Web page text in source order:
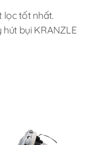
lọc tốt nhất.
bụi KRANZLE